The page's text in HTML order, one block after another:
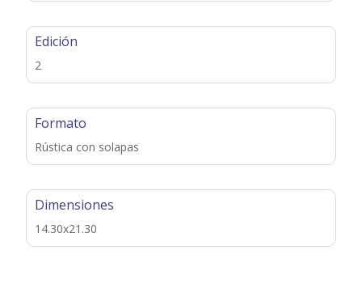
Edición
2
Formato
Rústica con solapas
Dimensiones
14.30x21.30